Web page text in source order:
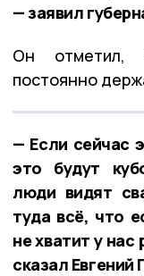
— заявил
Он отметил,
постоянно
— Если сейчас
это будут
люди видят
туда всё, что
не хватит у
сказал